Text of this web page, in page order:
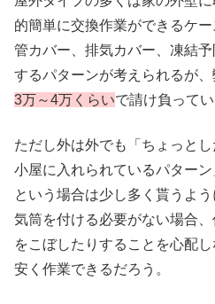
的簡単に交換作業ができるケ
管カバー、排気カバー、凍結
するパターンが考えられるが
3万～4万くらいで請け負ってい
ただし外は外でも「ちょっと
小屋に入れられているパター
という場合は少し多く貰うよ
気筒を付ける必要がない場合
をこぼしたりすることを心配
安く作業できるだろう。